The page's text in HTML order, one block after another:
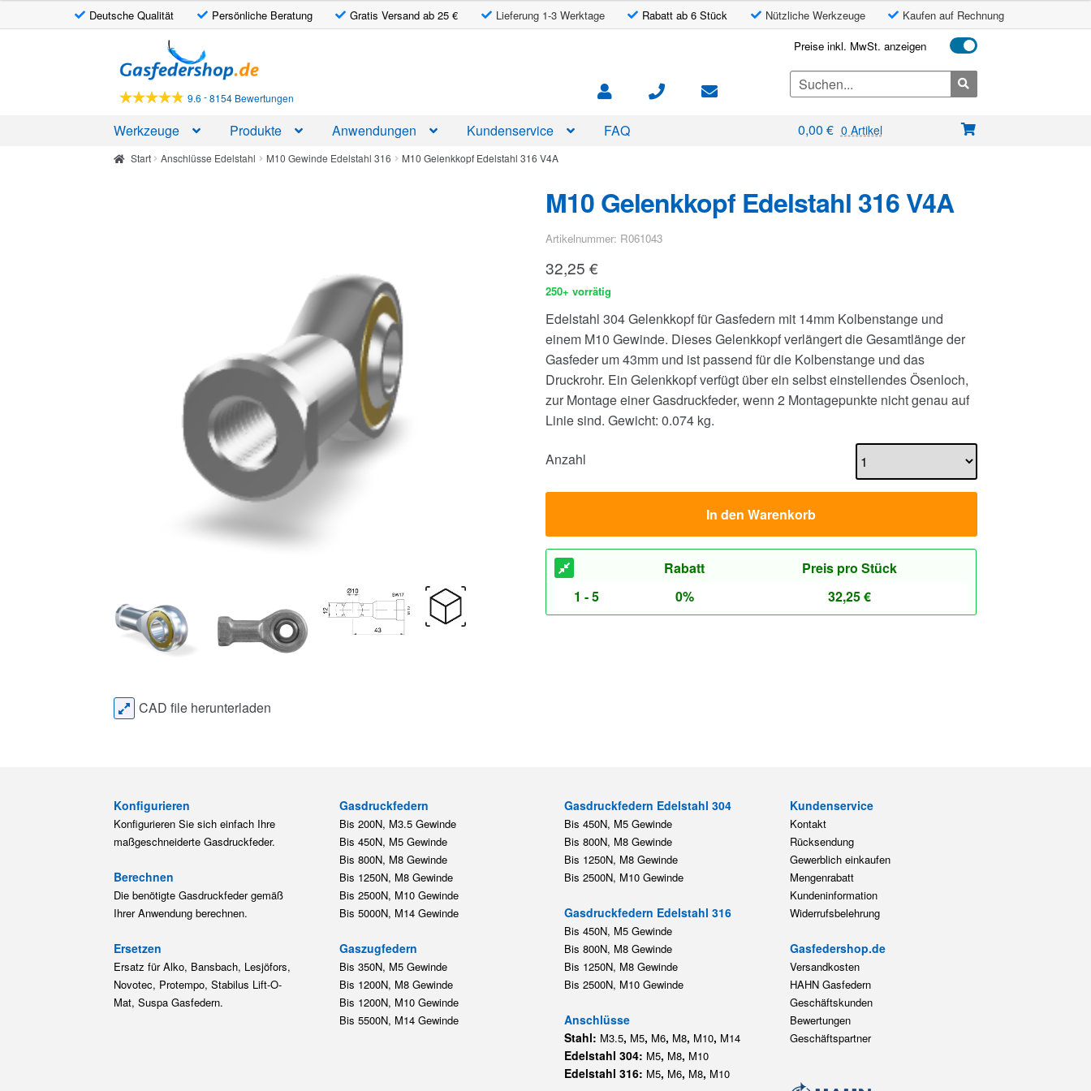
Deutsche Qualität Persönliche Beratung Gratis Versand ab 25 € Lieferung 1-3 Werktage Rabatt ab 6 Stück Nützliche Werkzeuge Kaufen auf Rechnung
Navigation
springen
Inhalt
springen
9.6 -8154 Bewertungen
Preise inkl. MwSt. anzeigen
Search
for:
Werkzeuge Produkte Anwendungen Kundenservice FAQ 0,00 € 0 Artikel
Start Anschlüsse Edelstahl M10 Gewinde Edelstahl 316 M10 Gelenkkopf Edelstahl 316 V4A
M10 Gelenkkopf Edelstahl 316 V4A
Artikelnummer: R061043
32,25 €
250+ vorrätig
Edelstahl 304 Gelenkkopf für Gasfedern mit 14mm Kolbenstange und
einem M10 Gewinde. Dieses Gelenkkopf verlängert die Gesamtlänge der
Gasfeder um 43mm und ist passend für die Kolbenstange und das
Druckrohr. Ein Gelenkkopf verfügt über ein selbst einstellendes Ösenloch,
zur Montage einer Gasdruckfeder, wenn 2 Montagepunkte nicht genau auf
Linie sind. Gewicht: 0.074 kg.
Anzahl
In den Warenkorb
Rabatt
Preis pro Stück
1 - 5
0% 32,25€
CAD file herunterladen
Konfigurieren
Konfigurieren Sie sich einfach Ihre
maßgeschneiderte Gasdruckfeder.
Berechnen
Die benötigte Gasdruckfeder gemäß
Ihrer Anwendung berechnen.
Ersetzen
Ersatz für Alko, Bansbach, Lesjöfors,
Novotec, Protempo, Stabilus Lift-O-
Mat, Suspa Gasfedern.
Gasdruckfedern
Bis 200N, M3.5 Gewinde
Bis 450N, M5 Gewinde
Bis 800N, M8 Gewinde
Bis 1250N, M8 Gewinde
Bis 2500N, M10 Gewinde
Bis 5000N, M14 Gewinde
Gaszugfedern
Bis 350N, M5 Gewinde
Bis 1200N, M8 Gewinde
Bis 1200N, M10 Gewinde
Bis 5500N, M14 Gewinde
Gasdruckfedern Edelstahl 304
Bis 450N, M5 Gewinde
Bis 800N, M8 Gewinde
Bis 1250N, M8 Gewinde
Bis 2500N, M10 Gewinde
Gasdruckfedern Edelstahl 316
Bis 450N, M5 Gewinde
Bis 800N, M8 Gewinde
Bis 1250N, M8 Gewinde
Bis 2500N, M10 Gewinde
Anschlüsse
Stahl: M3.5, M5, M6, M8, M10, M14
Edelstahl 304: M5, M8, M10
Edelstahl 316: M5, M6, M8, M10
Kundenservice
Kontakt
Rücksendung
Gewerblich einkaufen
Mengenrabatt
Kundeninformation
Widerrufsbelehrung
Gasfedershop.de
Versandkosten
HAHN Gasfedern
Geschäftskunden
Bewertungen
Geschäftspartner